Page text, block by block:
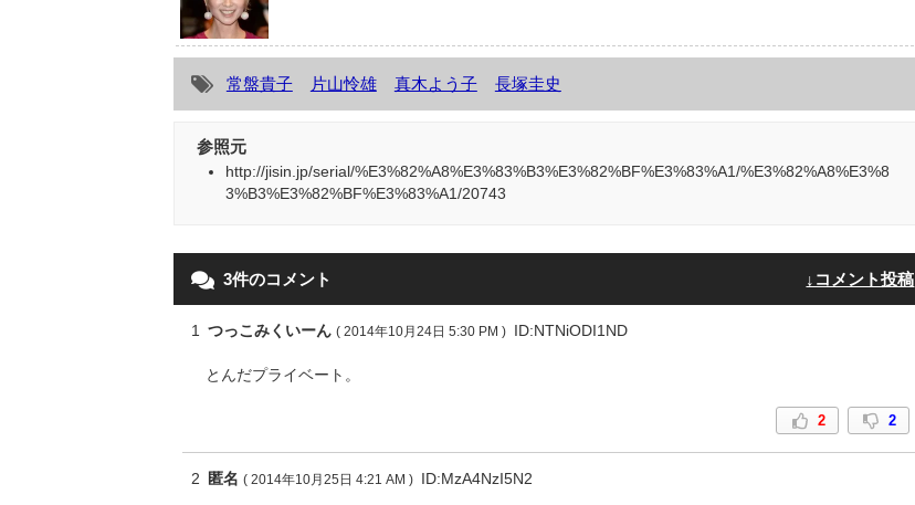
常盤貴子 片山怜雄 真木よう子 長塚圭史
参照元
http://jisin.jp/serial/%E3%82%A8%E3%83%B3%E3%82%BF%E3%83%A1/%E3%82%A8%E3%8
3%B3%E3%82%BF%E3%83%A1/20743
3件のコメント ↓コメント投稿
1 つっこみくいーん ( 2014年10月24日 5:30 PM ) ID:NTNiODI1ND
とんだプライベート。
2 2
2 匿名 ( 2014年10月25日 4:21 AM ) ID:MzA4NzI5N2